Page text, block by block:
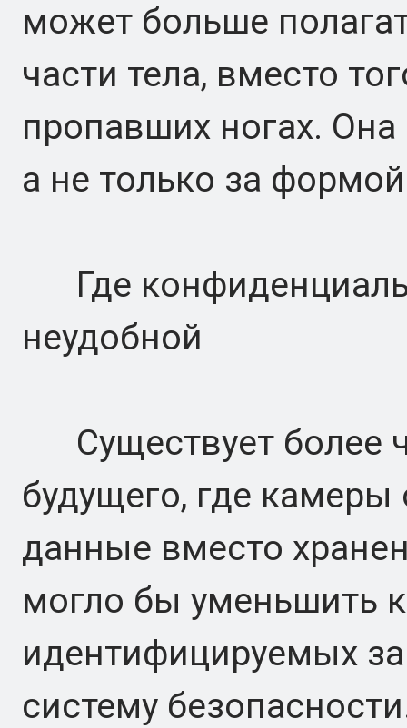
может больше
части тела, вместо
пропавших ногах.
а не только за
Где
неудобной
Существует более
будущего, где
данные вместо
могло бы уменьшить
идентифицируемых
систему